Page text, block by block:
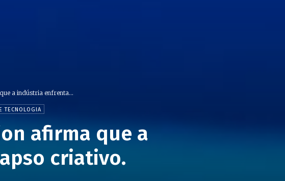
a indústria enfrenta...
TECNOLOGIA
afirma que a
criativo.